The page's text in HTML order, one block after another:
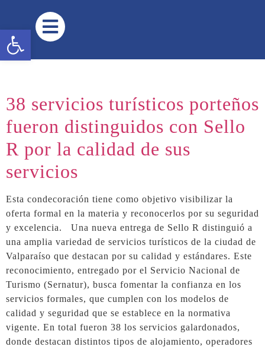
Abrir barra de herramientas
38 servicios turísticos porteños
fueron distinguidos con Sello
R por la calidad de sus
servicios
Esta condecoración tiene como objetivo visibilizar la
oferta formal en la materia y reconocerlos por su seguridad
y excelencia. Una nueva entrega de Sello R distinguió a
una amplia variedad de servicios turísticos de la ciudad de
Valparaíso que destacan por su calidad y estándares. Este
reconocimiento, entregado por el Servicio Nacional de
Turismo (Sernatur), busca fomentar la confianza en los
servicios formales, que cumplen con los modelos de
calidad y seguridad que se establece en la normativa
vigente. En total fueron 38 los servicios galardonados,
donde destacan distintos tipos de alojamiento, operadores